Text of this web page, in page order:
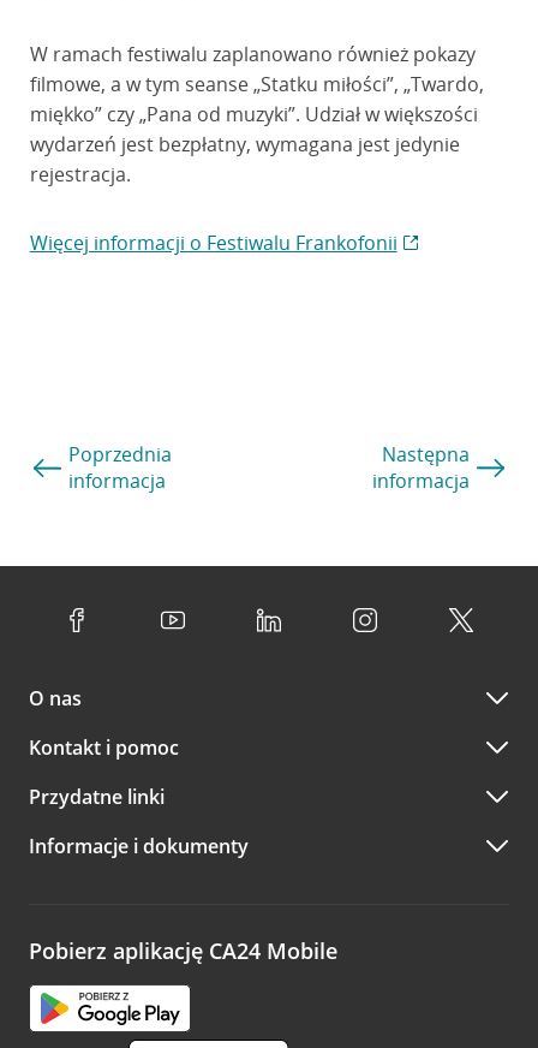
W ramach festiwalu zaplanowano również pokazy
filmowe, a w tym seanse „Statku miłości”, „Twardo,
miękko” czy „Pana od muzyki”. Udział w większości
wydarzeń jest bezpłatny, wymagana jest jedynie
rejestracja.
Więcej informacji o Festiwalu Frankofonii
Poprzednia
informacja
Następna
informacja
O nas
Kontakt i pomoc
Przydatne linki
Informacje i dokumenty
Pobierz aplikację CA24 Mobile